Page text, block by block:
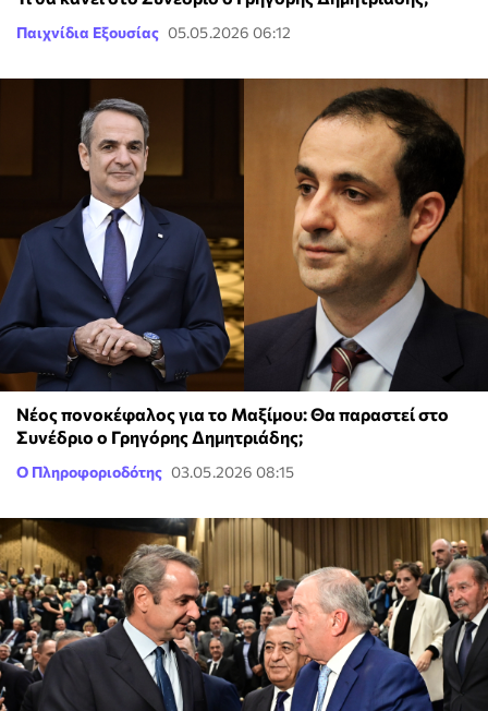
Παιχνίδια Εξουσίας 05.05.2026 06:12
Νέος πονοκέφαλος για το Μαξίμου: Θα παραστεί στο
Συνέδριο ο Γρηγόρης Δημητριάδης;
Ο Πληροφοριοδότης 03.05.2026 08:15